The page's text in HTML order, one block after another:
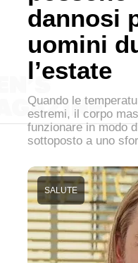
dannosi
uomini
l’estate
Quando le
estremi, il corpo
funzionare in modo
sottoposto a uno
SALUTE